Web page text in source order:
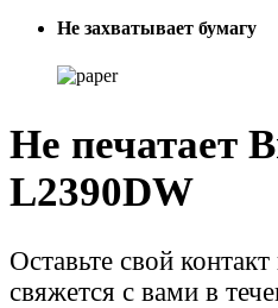
Не захватывает бумагу
Не печатает
L2390DW
Оставьте свой
свяжется с вами в